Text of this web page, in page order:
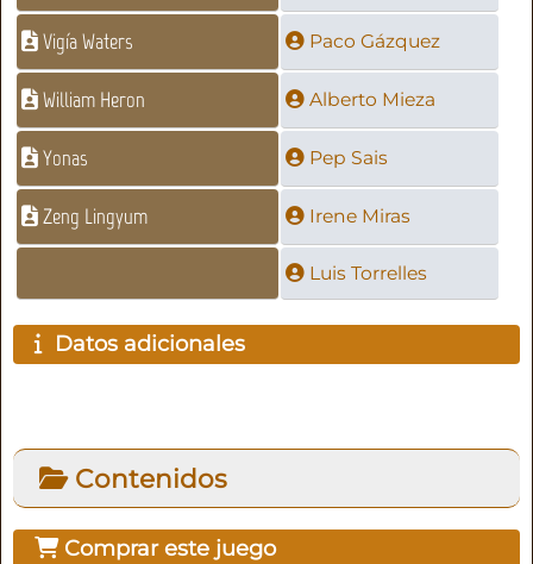
Vigía Waters Paco Gázquez
William Heron Alberto Mieza
Yonas Pep Sais
Zeng Lingyum Irene Miras
Luis Torrelles
Datos adicionales
Contenidos
Comprar este juego